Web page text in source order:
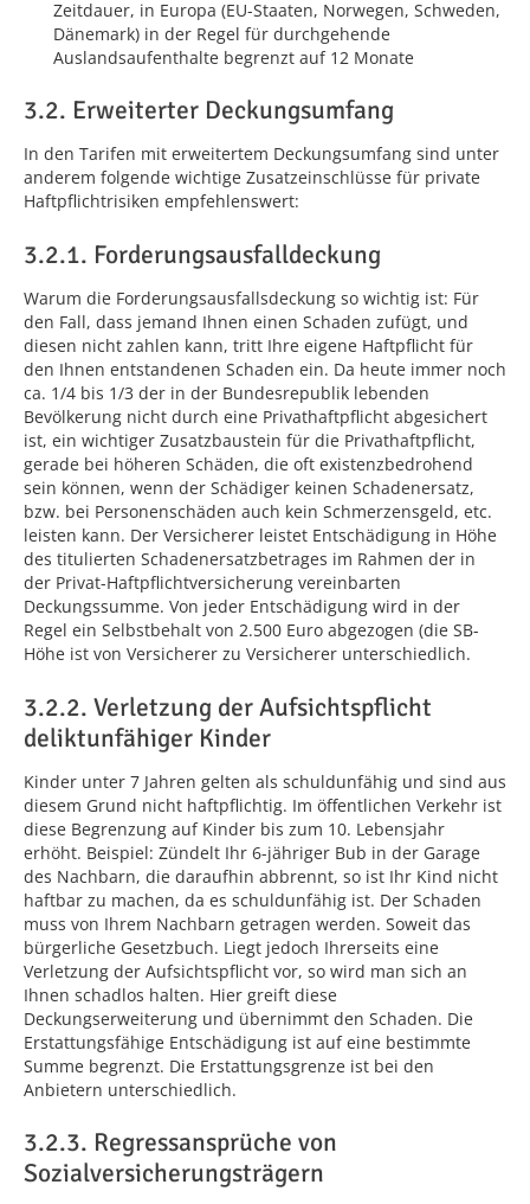
Zeitdauer, in Europa (EU-Staaten, Norwegen, Schweden,
Dänemark) in der Regel für durchgehende
Auslandsaufenthalte begrenzt auf 12 Monate
3.2. Erweiterter Deckungsumfang
In den Tarifen mit erweitertem Deckungsumfang sind unter
anderem folgende wichtige Zusatzeinschlüsse für private
Haftpflichtrisiken empfehlenswert:
3.2.1. Forderungsausfalldeckung
Warum die Forderungsausfallsdeckung so wichtig ist: Für
den Fall, dass jemand Ihnen einen Schaden zufügt, und
diesen nicht zahlen kann, tritt Ihre eigene Haftpflicht für
den Ihnen entstandenen Schaden ein. Da heute immer noch
ca. 1/4 bis 1/3 der in der Bundesrepublik lebenden
Bevölkerung nicht durch eine Privathaftpflicht abgesichert
ist, ein wichtiger Zusatzbaustein für die Privathaftpflicht,
gerade bei höheren Schäden, die oft existenzbedrohend
sein können, wenn der Schädiger keinen Schadenersatz,
bzw. bei Personenschäden auch kein Schmerzensgeld, etc.
leisten kann. Der Versicherer leistet Entschädigung in Höhe
des titulierten Schadenersatzbetrages im Rahmen der in
der Privat-Haftpflichtversicherung vereinbarten
Deckungssumme. Von jeder Entschädigung wird in der
Regel ein Selbstbehalt von 2.500 Euro abgezogen (die SB-
Höhe ist von Versicherer zu Versicherer unterschiedlich.
3.2.2. Verletzung der Aufsichtspflicht
deliktunfähiger Kinder
Kinder unter 7 Jahren gelten als schuldunfähig und sind aus
diesem Grund nicht haftpflichtig. Im öffentlichen Verkehr ist
diese Begrenzung auf Kinder bis zum 10. Lebensjahr
erhöht. Beispiel: Zündelt Ihr 6-jähriger Bub in der Garage
des Nachbarn, die daraufhin abbrennt, so ist Ihr Kind nicht
haftbar zu machen, da es schuldunfähig ist. Der Schaden
muss von Ihrem Nachbarn getragen werden. Soweit das
bürgerliche Gesetzbuch. Liegt jedoch Ihrerseits eine
Verletzung der Aufsichtspflicht vor, so wird man sich an
Ihnen schadlos halten. Hier greift diese
Deckungserweiterung und übernimmt den Schaden. Die
Erstattungsfähige Entschädigung ist auf eine bestimmte
Summe begrenzt. Die Erstattungsgrenze ist bei den
Anbietern unterschiedlich.
3.2.3. Regressansprüche von
Sozialversicherungsträgern